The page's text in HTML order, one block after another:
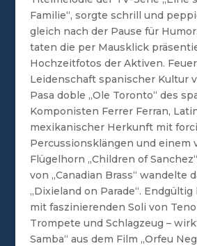
Familie“, sorgte schrill und
gleich nach der Pause für
taten die per Mausklick
Hochzeitfotos der Aktiven.
Leidenschaft spanischer Kultur
Pasa doble „Ole Toronto“ des
Komponisten Ferrer Ferran,
mexikanischer Herkunft mit
Percussionsklängen und einem
Flügelhorn „Children of
von „Canadian Brass“ wandelte
„Dixieland on Parade“.
mit faszinierenden Soli von
Trompete und Schlagzeug –
Samba“ aus dem Film „Orfeu